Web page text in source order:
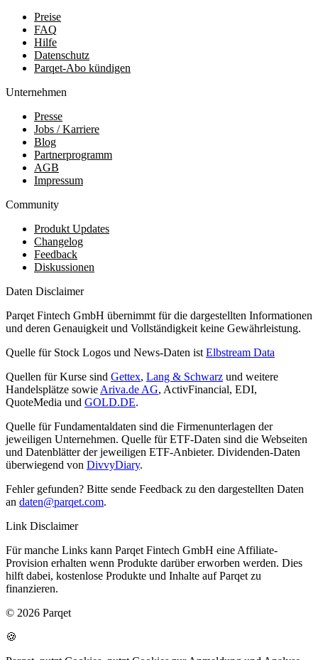
Preise
FAQ
Hilfe
Datenschutz
Parqet-Abo kündigen
Unternehmen
Presse
Jobs / Karriere
Blog
Partnerprogramm
AGB
Impressum
Community
Produkt Updates
Changelog
Feedback
Diskussionen
Daten Disclaimer
Parqet Fintech GmbH übernimmt für die dargestellten Informationen
und deren Genauigkeit und Vollständigkeit keine Gewährleistung.
Quelle für Stock Logos und News-Daten ist Elbstream Data
Quellen für Kurse sind Gettex, Lang & Schwarz und weitere
Handelsplätze sowie Ariva.de AG, ActivFinancial, EDI,
QuoteMedia und GOLD.DE.
Quelle für Fundamentaldaten sind die Firmenunterlagen der
jeweiligen Unternehmen. Quelle für ETF-Daten sind die Webseiten
und Datenblätter der jeweiligen ETF-Anbieter. Dividenden-Daten
überwiegend von DivvyDiary.
Fehler gefunden? Bitte sende Feedback zu den dargestellten Daten
an daten@parqet.com.
Link Disclaimer
Für manche Links kann Parqet Fintech GmbH eine Affiliate-
Provision erhalten wenn Produkte darüber erworben werden. Dies
hilft dabei, kostenlose Produkte und Inhalte auf Parqet zu
finanzieren.
© 2026 Parqet
🍪